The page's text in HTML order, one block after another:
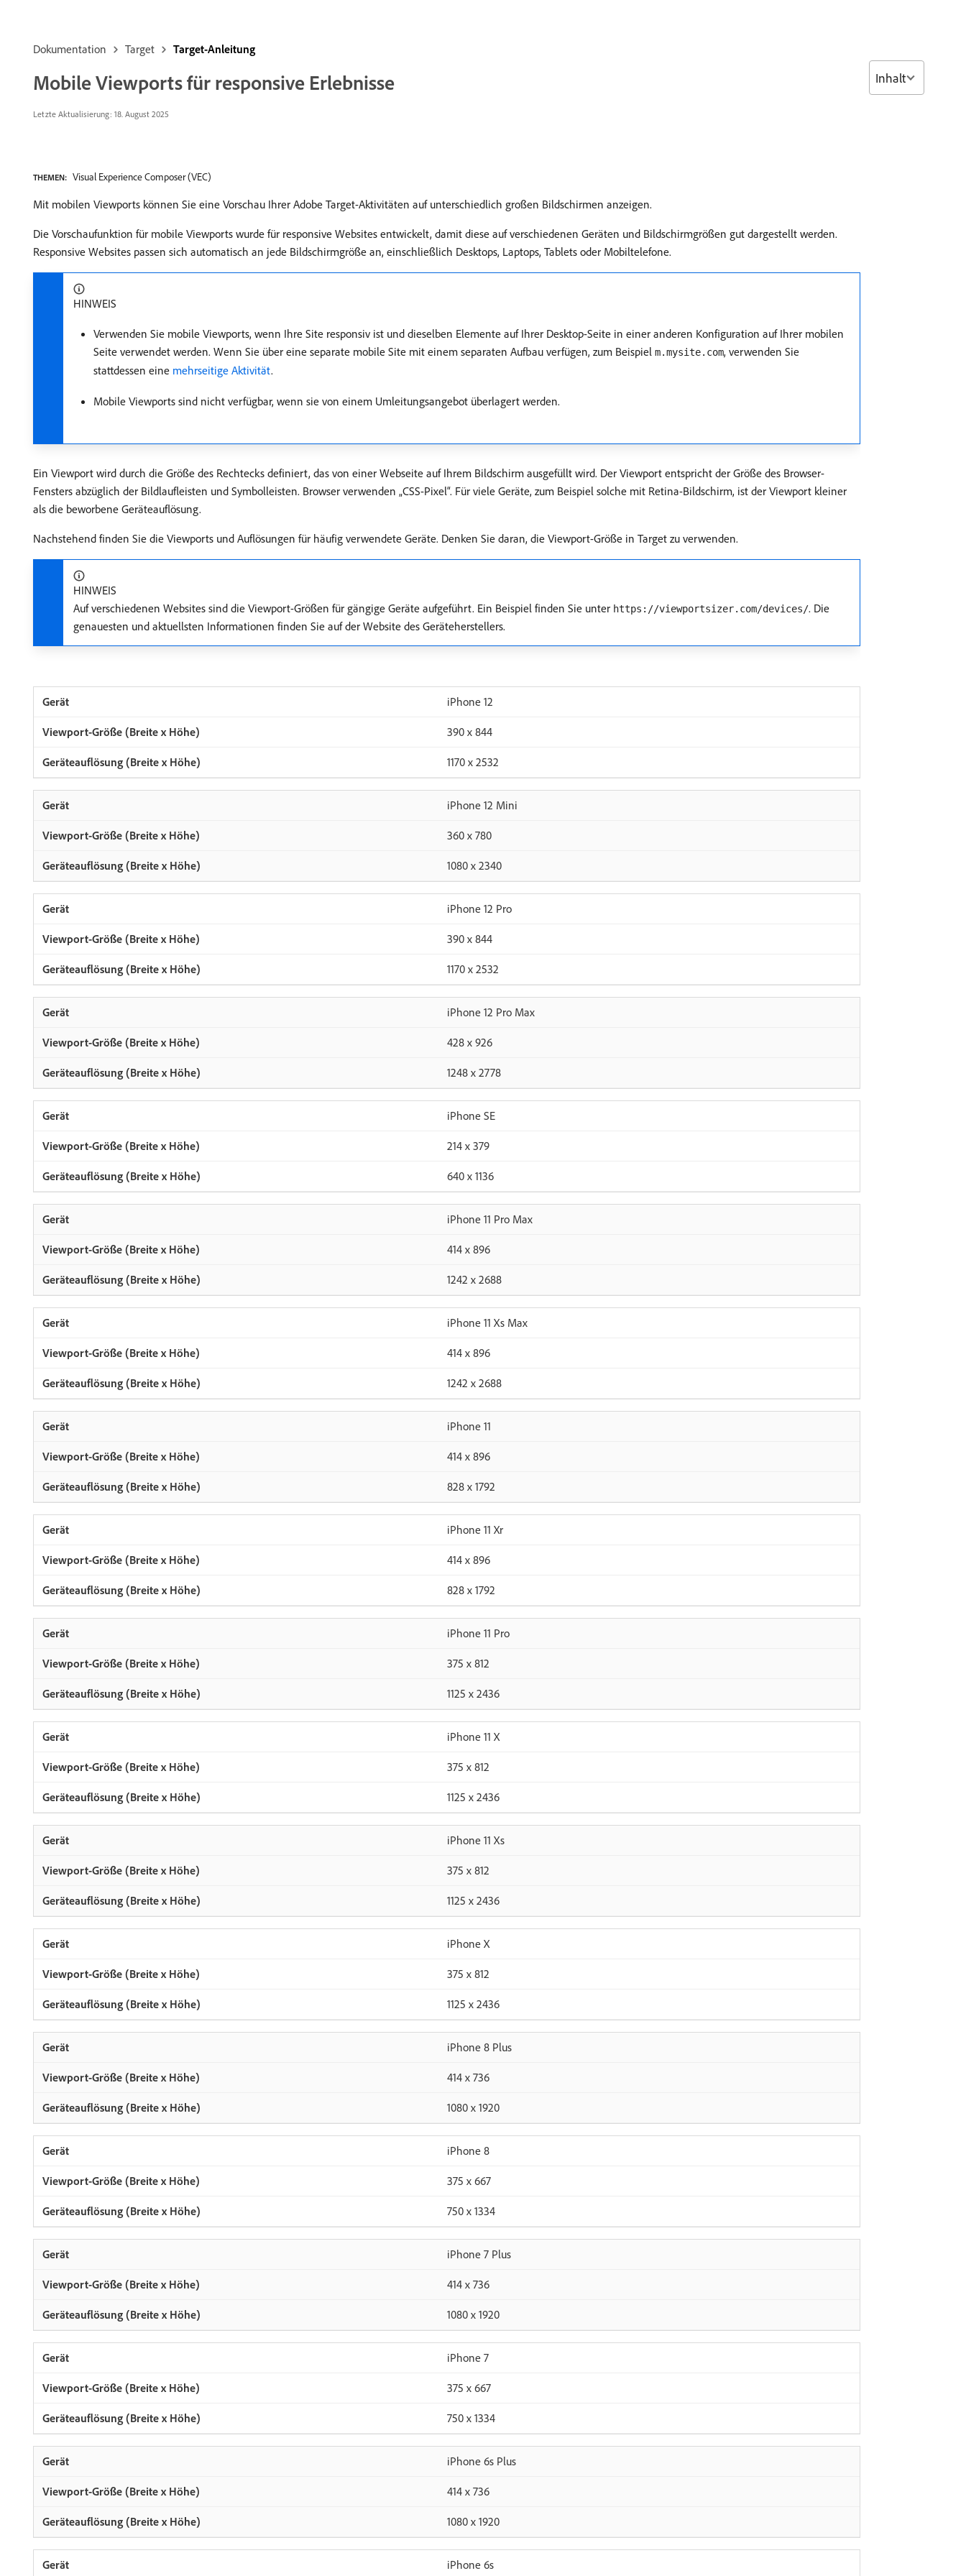
Dokumentation Target Target-Anleitung
Mobile Viewports für responsive Erlebnisse
Letzte Aktualisierung: 18. August 2025
THEMEN: Visual Experience Composer (VEC)
Mit mobilen Viewports können Sie eine Vorschau Ihrer Adobe Target-Aktivitäten auf unterschiedlich großen Bildschirmen anzeigen.
Die Vorschaufunktion für mobile Viewports wurde für responsive Websites entwickelt, damit diese auf verschiedenen Geräten und Bildschirmgrößen gut dargestellt werden.
Responsive Websites passen sich automatisch an jede Bildschirmgröße an, einschließlich Desktops, Laptops, Tablets oder Mobiltelefone.
HINWEIS
Verwenden Sie mobile Viewports, wenn Ihre Site responsiv ist und dieselben Elemente auf Ihrer Desktop-Seite in einer anderen Konfiguration auf Ihrer mobilen
Seite verwendet werden. Wenn Sie über eine separate mobile Site mit einem separaten Aufbau verfügen, zum Beispiel m.mysite.com, verwenden Sie
stattdessen eine mehrseitige Aktivität.
Mobile Viewports sind nicht verfügbar, wenn sie von einem Umleitungsangebot überlagert werden.
Ein Viewport wird durch die Größe des Rechtecks definiert, das von einer Webseite auf Ihrem Bildschirm ausgefüllt wird. Der Viewport entspricht der Größe des Browser-
Fensters abzüglich der Bildlaufleisten und Symbolleisten. Browser verwenden „CSS-Pixel“. Für viele Geräte, zum Beispiel solche mit Retina-Bildschirm, ist der Viewport kleiner
als die beworbene Geräteauflösung.
Nachstehend finden Sie die Viewports und Auflösungen für häufig verwendete Geräte. Denken Sie daran, die Viewport-Größe in Target zu verwenden.
HINWEIS
Auf verschiedenen Websites sind die Viewport-Größen für gängige Geräte aufgeführt. Ein Beispiel finden Sie unter https://viewportsizer.com/devices/. Die
genauesten und aktuellsten Informationen finden Sie auf der Website des Geräteherstellers.
iPhone 12
390 x 844
1170 x 2532
iPhone 12 Mini
360 x 780
1080 x 2340
iPhone 12 Pro
390 x 844
1170 x 2532
iPhone 12 Pro Max
428 x 926
1248 x 2778
iPhone SE
214 x 379
640 x 1136
iPhone 11 Pro Max
414 x 896
1242 x 2688
iPhone 11 Xs Max
414 x 896
1242 x 2688
iPhone 11
414 x 896
828 x 1792
iPhone 11 Xr
414 x 896
828 x 1792
iPhone 11 Pro
375 x 812
1125 x 2436
iPhone 11 X
375 x 812
1125 x 2436
iPhone 11 Xs
375 x 812
1125 x 2436
iPhone X
375 x 812
1125 x 2436
iPhone 8 Plus
414 x 736
1080 x 1920
iPhone 8
375 x 667
750 x 1334
iPhone 7 Plus
414 x 736
1080 x 1920
iPhone 7
375 x 667
750 x 1334
iPhone 6s Plus
414 x 736
1080 x 1920
iPhone 6s
Inhalt